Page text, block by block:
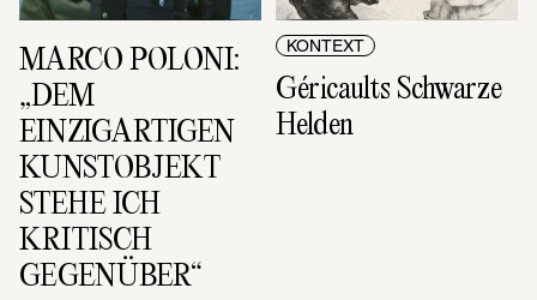
MARCO POLONI:
„DEM
EINZIGARTIGEN
KUNSTOBJEKT
STEHE ICH
KRITISCH
GEGENÜBER“
KONTEXT
Géricaults Schwarze
Helden